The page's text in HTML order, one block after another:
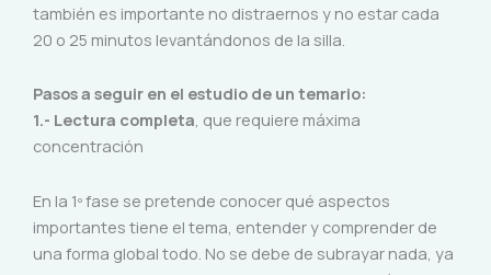
también es importante no distraernos y no estar cada
20 o 25 minutos levantándonos de la silla.
Pasos a seguir en el estudio de un temario:
1.- Lectura completa, que requiere máxima
concentración
En la 1º fase se pretende conocer qué aspectos
importantes tiene el tema, entender y comprender de
una forma global todo. No se debe de subrayar nada, ya